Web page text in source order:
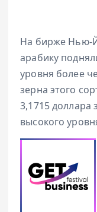
На бирже Нью-
арабику
уровня более
зерна этого
3,1715 доллара
высокого